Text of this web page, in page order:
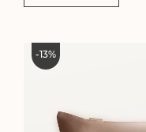
-13%